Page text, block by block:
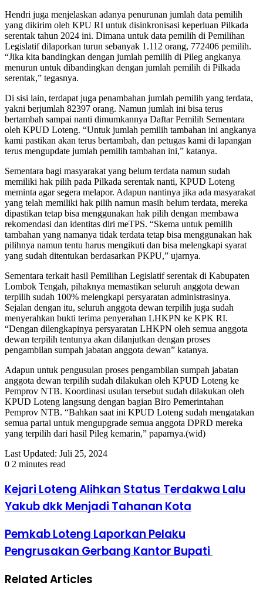
Hendri juga menjelaskan adanya penurunan jumlah data pemilih
yang dikirim oleh KPU RI untuk disinkronisasi keperluan Pilkada
serentak tahun 2024 ini. Dimana untuk data pemilih di Pemilihan
Legislatif dilaporkan turun sebanyak 1.112 orang, 772406 pemilih.
“Jika kita bandingkan dengan jumlah pemilih di Pileg angkanya
menurun untuk dibandingkan dengan jumlah pemilih di Pilkada
serentak,” tegasnya.
Di sisi lain, terdapat juga penambahan jumlah pemilih yang terdata,
yakni berjumlah 82397 orang. Namun jumlah ini bisa terus
bertambah sampai nanti dimumkannya Daftar Pemilih Sementara
oleh KPUD Loteng. “Untuk jumlah pemilih tambahan ini angkanya
kami pastikan akan terus bertambah, dan petugas kami di lapangan
terus mengupdate jumlah pemilih tambahan ini,” katanya.
Sementara bagi masyarakat yang belum terdata namun sudah
memiliki hak pilih pada Pilkada serentak nanti, KPUD Loteng
meminta agar segera melapor. Adapun nantinya jika ada masyarakat
yang telah memiliki hak pilih namun masih belum terdata, mereka
dipastikan tetap bisa menggunakan hak pilih dengan membawa
rekomendasi dan identitas diri meTPS. “Skema untuk pemilih
tambahan yang namanya tidak terdata tetap bisa menggunakan hak
pilihnya namun tentu harus mengikuti dan bisa melengkapi syarat
yang sudah ditentukan berdasarkan PKPU,” ujarnya.
Sementara terkait hasil Pemilihan Legislatif serentak di Kabupaten
Lombok Tengah, pihaknya memastikan seluruh anggota dewan
terpilih sudah 100% melengkapi persyaratan administrasinya.
Sejalan dengan itu, seluruh anggota dewan terpilih juga sudah
menyerahkan bukti terima penyerahan LHKPN ke KPK RI.
“Dengan dilengkapinya persyaratan LHKPN oleh semua anggota
dewan terpilih tentunya akan dilanjutkan dengan proses
pengambilan sumpah jabatan anggota dewan” katanya.
Adapun untuk pengusulan proses pengambilan sumpah jabatan
anggota dewan terpilih sudah dilakukan oleh KPUD Loteng ke
Pemprov NTB. Koordinasi usulan tersebut sudah dilakukan oleh
KPUD Loteng langsung dengan bagian Biro Pemerintahan
Pemprov NTB. “Bahkan saat ini KPUD Loteng sudah mengatakan
semua partai untuk mengupgrade semua anggota DPRD mereka
yang terpilih dari hasil Pileg kemarin,” paparnya.(wid)
Last Updated: Juli 25, 2024
0 2 minutes read
Kejari Loteng Alihkan Status Terdakwa Lalu
Yakub dkk Menjadi Tahanan Kota
Pemkab Loteng Laporkan Pelaku
Pengrusakan Gerbang Kantor Bupati
Related Articles